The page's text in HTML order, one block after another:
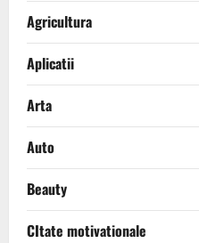
Agricultura
Aplicatii
Arta
Auto
Beauty
CItate motivationale